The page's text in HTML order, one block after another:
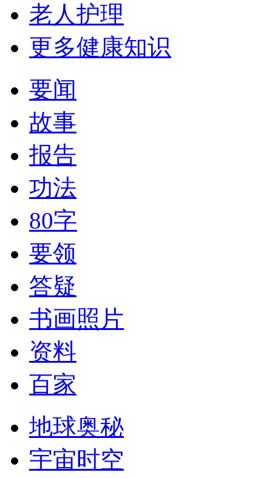
老人护理
更多健康知识
要闻
故事
报告
功法
80字
要领
答疑
书画照片
资料
百家
地球奥秘
宇宙时空